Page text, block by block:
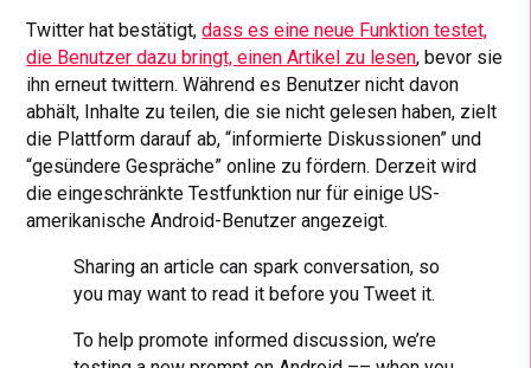
Twitter hat bestätigt,dass es eine neue Funktion testet,
die Benutzer dazu bringt, einen Artikel zu lesen, bevor sie
ihn erneut twittern. Während es Benutzer nicht davon
abhält, Inhalte zu teilen, die sie nicht gelesen haben, zielt
die Plattform darauf ab, “informierte Diskussionen” und
“gesündere Gespräche” online zu fördern. Derzeit wird
die eingeschränkte Testfunktion nur für einige US-
amerikanische Android-Benutzer angezeigt.
Sharing an article can spark conversation, so
you may want to read it before you Tweet it.
To help promote informed discussion, we’re